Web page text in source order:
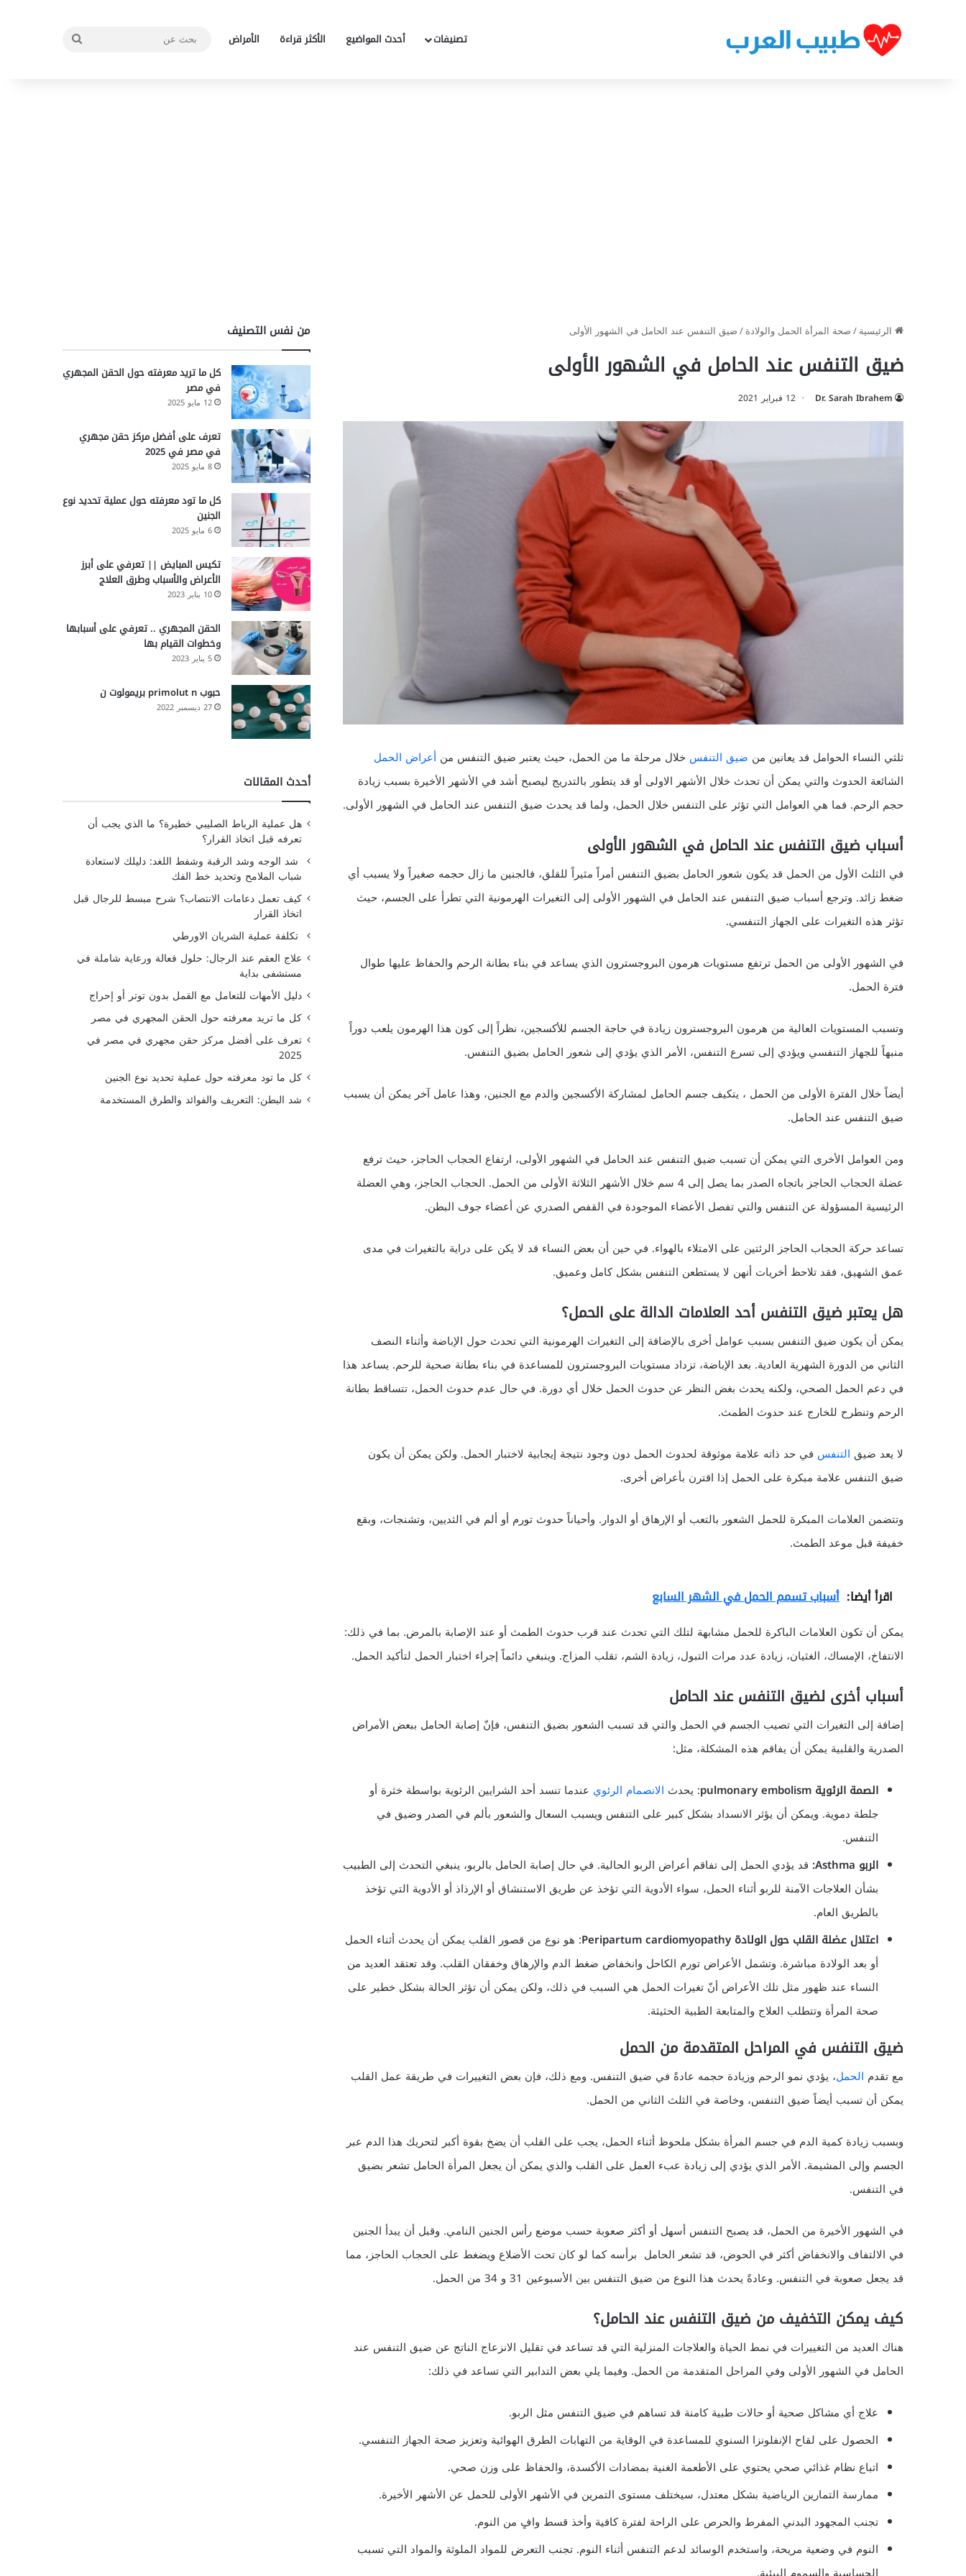
تصنيفات أحدث المواضيع الأكثر قراءة الأمراض
بحث
الرئيسية/صحة المرأة الحمل والولادة/ضيق التنفس عند الحامل في الشهور الأولى
ضيق التنفس عند الحامل في الشهور الأولى
Dr. Sarah Ibrahem 12 فبراير 2021
ثلثي النساء الحوامل قد يعانين من ضيق التنفس خلال مرحلة ما من الحمل، حيث يعتبر ضيق التنفس من أعراض الحمل
الشائعة الحدوث والتي يمكن أن تحدث خلال الأشهر الاولى أو قد يتطور بالتدريج ليصبح أشد في الأشهر الأخيرة بسبب زيادة
حجم الرحم. فما هي العوامل التي تؤثر على التنفس خلال الحمل، ولما قد يحدث ضيق التنفس عند الحامل في الشهور الأولى.
أسباب ضيق التنفس عند الحامل في الشهور الأولى
في الثلث الأول من الحمل قد يكون شعور الحامل بضيق التنفس أمراً مثيراً للقلق، فالجنين ما زال حجمه صغيراً ولا يسبب أي
ضغط زائد. وترجع أسباب ضيق التنفس عند الحامل في الشهور الأولى إلى التغيرات الهرمونية التي تطرأ على الجسم، حيث
تؤثر هذه التغيرات على الجهاز التنفسي.
في الشهور الأولى من الحمل ترتفع مستويات هرمون البروجسترون الذي يساعد في بناء بطانة الرحم والحفاظ عليها طوال
فترة الحمل.
وتسبب المستويات العالية من هرمون البروجسترون زيادة في حاجة الجسم للأكسجين، نظراً إلى كون هذا الهرمون يلعب دوراً
منبهاً للجهاز التنفسي ويؤدي إلى تسرع التنفس، الأمر الذي يؤدي إلى شعور الحامل بضيق التنفس.
أيضاً خلال الفترة الأولى من الحمل ، يتكيف جسم الحامل لمشاركة الأكسجين والدم مع الجنين، وهذا عامل آخر يمكن أن يسبب
ضيق التنفس عند الحامل.
ومن العوامل الأخرى التي يمكن أن تسبب ضيق التنفس عند الحامل في الشهور الأولى، ارتفاع الحجاب الحاجز، حيث ترفع
عضلة الحجاب الحاجز باتجاه الصدر بما يصل إلى 4 سم خلال الأشهر الثلاثة الأولى من الحمل. الحجاب الحاجز، وهي العضلة
الرئيسية المسؤولة عن التنفس والتي تفصل الأعضاء الموجودة في القفص الصدري عن أعضاء جوف البطن.
تساعد حركة الحجاب الحاجز الرئتين على الامتلاء بالهواء. في حين أن بعض النساء قد لا يكن على دراية بالتغيرات في مدى
عمق الشهيق، فقد تلاحظ أخريات أنهن لا يستطعن ​​التنفس بشكل كامل وعميق.
هل يعتبر ضيق التنفس أحد العلامات الدالة على الحمل؟
يمكن أن يكون ضيق التنفس بسبب عوامل أخرى بالإضافة إلى التغيرات الهرمونية التي تحدث حول الإباضة وأثناء النصف
الثاني من الدورة الشهرية العادية. بعد الإباضة، تزداد مستويات البروجسترون للمساعدة في بناء بطانة صحية للرحم. يساعد هذا
في دعم الحمل الصحي، ولكنه يحدث بغض النظر عن حدوث الحمل خلال أي دورة. في حال عدم حدوث الحمل، تتساقط بطانة
الرحم وتنطرح للخارج عند حدوث الطمث.
لا يعد ضيق التنفس في حد ذاته علامة موثوقة لحدوث الحمل دون وجود نتيجة إيجابية لاختبار الحمل. ولكن يمكن أن يكون
ضيق التنفس علامة مبكرة على الحمل إذا اقترن بأعراض أخرى.
وتتضمن العلامات المبكرة للحمل الشعور بالتعب أو الإرهاق أو الدوار. وأحياناً حدوث تورم أو ألم في الثديين، وتشنجات، وبقع
خفيفة قبل موعد الطمث.
اقرأ أيضا: أسباب تسمم الحمل في الشهر السابع
يمكن أن تكون العلامات الباكرة للحمل مشابهة لتلك التي تحدث عند قرب حدوث الطمث أو عند الإصابة بالمرض. بما في ذلك:
الانتفاخ، الإمساك، الغثيان، زيادة عدد مرات التبول، زيادة الشم، تقلب المزاج. وينبغي دائماً إجراء اختبار الحمل لتأكيد الحمل.
أسباب أخرى لضيق التنفس عند الحامل
إضافة إلى التغيرات التي تصيب الجسم في الحمل والتي قد تسبب الشعور بضيق التنفس، فإنّ إصابة الحامل ببعض الأمراض
الصدرية والقلبية يمكن أن يفاقم هذه المشكلة، مثل:
الصمة الرئوية pulmonary embolism : يحدث الانصمام الرئوي عندما تنسد أحد الشرايين الرئوية بواسطة خثرة أو
جلطة دموية. ويمكن أن يؤثر الانسداد بشكل كبير على التنفس ويسبب السعال والشعور بألم في الصدر وضيق في
التنفس.
الربو Asthma:
قد يؤدي الحمل إلى تفاقم أعراض الربو الحالية. في حال إصابة الحامل بالربو، ينبغي التحدث إلى الطبيب
بشأن العلاجات الآمنة للربو أثناء الحمل، سواء الأدوية التي تؤخذ عن طريق الاستنشاق أو الإرذاذ أو الأدوية التي تؤخذ
بالطريق العام.
اعتلال عضلة القلب حول الولادة Peripartum cardiomyopathy
: هو نوع من قصور القلب يمكن أن يحدث أثناء الحمل
أو بعد الولادة مباشرة. وتشمل الأعراض تورم الكاحل وانخفاض ضغط الدم والإرهاق وخفقان القلب. وقد تعتقد العديد من
النساء عند ظهور مثل تلك الأعراض أنّ تغيرات الحمل هي السبب في ذلك، ولكن يمكن أن تؤثر الحالة بشكل خطير على
صحة المرأة وتتطلب العلاج والمتابعة الطبية الحثيثة.
ضيق التنفس في المراحل المتقدمة من الحمل
مع تقدم الحمل، يؤدي نمو الرحم وزيادة حجمه عادةً في ضيق التنفس. ومع ذلك، فإن بعض التغييرات في طريقة عمل القلب
يمكن أن تسبب أيضاً ضيق التنفس، وخاصة في الثلث الثاني من الحمل.
وبسبب زيادة كمية الدم في جسم المرأة بشكل ملحوظ أثناء الحمل، يجب على القلب أن يضخ بقوة أكبر لتحريك هذا الدم عبر
الجسم وإلى المشيمة. الأمر الذي يؤدي إلى زيادة عبء العمل على القلب والذي يمكن أن يجعل المرأة الحامل تشعر بضيق
في التنفس.
في الشهور الأخيرة من الحمل، قد يصبح التنفس أسهل أو أكثر صعوبة حسب موضع رأس الجنين النامي. وقبل أن يبدأ الجنين
في الالتفاف والانخفاض أكثر في الحوض، قد تشعر الحامل برأسه كما لو كان تحت الأضلاع ويضغط على الحجاب الحاجز، مما
قد يجعل صعوبة في التنفس. وعادةً يحدث هذا النوع من ضيق التنفس بين الأسبوعين 31 و 34 من الحمل.
كيف يمكن التخفيف من ضيق التنفس عند الحامل؟
هناك العديد من التغييرات في نمط الحياة والعلاجات المنزلية التي قد تساعد في تقليل الانزعاج الناتج عن ضيق التنفس عند
الحامل في الشهور الأولى وفي المراحل المتقدمة من الحمل. وفيما يلي بعض التدابير التي تساعد في ذلك:
علاج أي مشاكل صحية أو حالات طبية كامنة قد تساهم في ضيق التنفس مثل الربو.
الحصول على لقاح الإنفلونزا السنوي للمساعدة في الوقاية من التهابات الطرق الهوائية وتعزيز صحة الجهاز التنفسي.
اتباع نظام غذائي صحي يحتوي على الأطعمة الغنية بمضادات الأكسدة، والحفاظ على وزن صحي.
ممارسة التمارين الرياضية بشكل معتدل، سيختلف مستوى التمرين في الأشهر الأولى للحمل عن الأشهر الأخيرة.
تجنب المجهود البدني المفرط والحرص على الراحة لفترة كافية وأخذ قسط وافٍ من النوم.
النوم في وضعية مريحة، واستخدم الوسائد لدعم التنفس أثناء النوم. تجنب التعرض للمواد الملوثة والمواد التي تسبب
من نفس التصنيف
كل ما تريد معرفته حول الحقن المجهري
في مصر
12 مايو 2025
تعرف على أفضل مركز حقن مجهري
في مصر في 2025
8 مايو 2025
كل ما تود معرفته حول عملية تحديد نوع
الجنين
6 مايو 2025
تكيس المبايض || تعرفي على أبرز
الأعراض والأسباب وطرق العلاج
10 يناير 2023
الحقن المجهري .. تعرفي على أسبابها
وخطوات القيام بها
5 يناير 2023
حبوب primolut n بريمولوت ن
27 ديسمبر 2022
أحدث المقالات
هل عملية الرباط الصليبي خطيرة؟ ما الذي يجب أن
تعرفه قبل اتخاذ القرار؟
شد الوجه وشد الرقبة وشفط اللغد: دليلك لاستعادة
شباب الملامح وتحديد خط الفك
كيف تعمل دعامات الانتصاب؟ شرح مبسط للرجال قبل
اتخاذ القرار
تكلفة عملية الشريان الاورطي
علاج العقم عند الرجال: حلول فعالة ورعاية شاملة في
مستشفى بداية
دليل الأمهات للتعامل مع القمل بدون توتر أو إحراج
كل ما تريد معرفته حول الحقن المجهري في مصر
تعرف على أفضل مركز حقن مجهري في مصر في
2025
كل ما تود معرفته حول عملية تحديد نوع الجنين
شد البطن: التعريف والفوائد والطرق المستخدمة